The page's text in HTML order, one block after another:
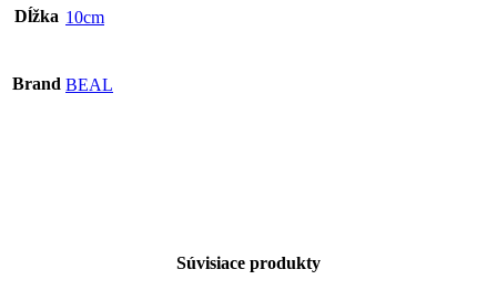
Dĺžka 10cm
Brand BEAL
Súvisiace produkty